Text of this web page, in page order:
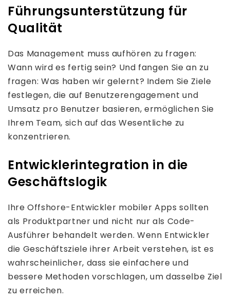
Führungsunterstützung für
Qualität
Das Management muss aufhören zu fragen:
Wann wird es fertig sein? Und fangen Sie an zu
fragen: Was haben wir gelernt? Indem Sie Ziele
festlegen, die auf Benutzerengagement und
Umsatz pro Benutzer basieren, ermöglichen Sie
Ihrem Team, sich auf das Wesentliche zu
konzentrieren.
Entwicklerintegration in die
Geschäftslogik
Ihre Offshore-Entwickler mobiler Apps sollten
als Produktpartner und nicht nur als Code-
Ausführer behandelt werden. Wenn Entwickler
die Geschäftsziele ihrer Arbeit verstehen, ist es
wahrscheinlicher, dass sie einfachere und
bessere Methoden vorschlagen, um dasselbe Ziel
zu erreichen.